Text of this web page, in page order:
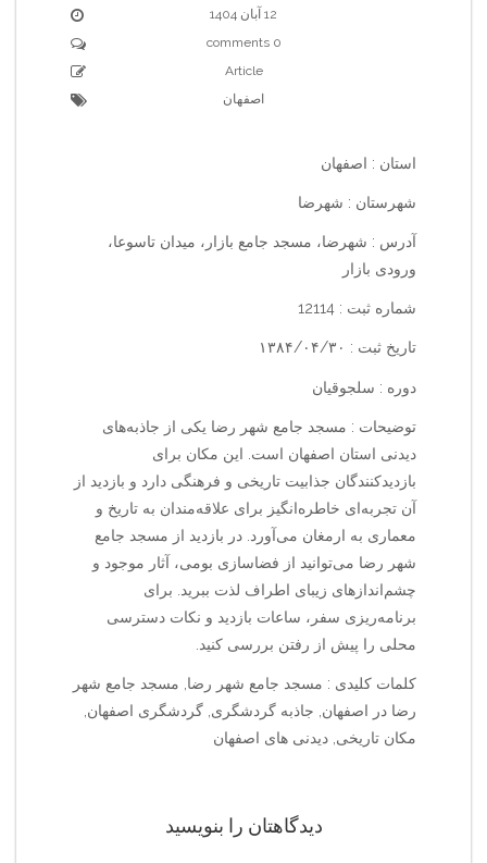
12 آبان 1404
0 comments
Article
اصفهان
استان : اصفهان
شهرستان : شهرضا
آدرس : شهرضا، مسجد جامع بازار، میدان تاسوعا،
ورودی بازار
شماره ثبت : 12114
تاریخ ثبت : ۱۳۸۴/۰۴/۳۰
دوره : سلجوقیان
توضیحات : مسجد جامع شهر رضا یکی از جاذبه‌های
دیدنی استان اصفهان است. این مکان برای
بازدیدکنندگان جذابیت تاریخی و فرهنگی دارد و بازدید از
آن تجربه‌ای خاطره‌انگیز برای علاقه‌مندان به تاریخ و
معماری به ارمغان می‌آورد. در بازدید از مسجد جامع
شهر رضا می‌توانید از فضاسازی بومی، آثار موجود و
چشم‌اندازهای زیبای اطراف لذت ببرید. برای
برنامه‌ریزی سفر، ساعات بازدید و نکات دسترسی
محلی را پیش از رفتن بررسی کنید.
کلمات کلیدی : مسجد جامع شهر رضا, مسجد جامع شهر
رضا در اصفهان, جاذبه گردشگری, گردشگری اصفهان,
مکان تاریخی, دیدنی های اصفهان
دیدگاهتان را بنویسید